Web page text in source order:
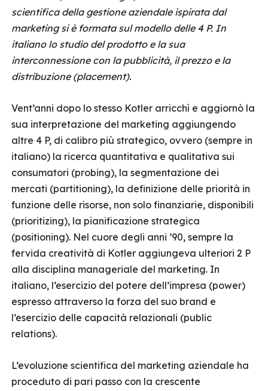
scientifica della gestione aziendale ispirata dal
marketing si è formata sul modello delle 4 P. In
italiano lo studio del prodotto e la sua
interconnessione con la pubblicità, il prezzo e la
distribuzione (placement).
Vent’anni dopo lo stesso Kotler arricchì e aggiornò la
sua interpretazione del marketing aggiungendo
altre 4 P, di calibro più strategico, ovvero (sempre in
italiano) la ricerca quantitativa e qualitativa sui
consumatori (probing), la segmentazione dei
mercati (partitioning), la definizione delle priorità in
funzione delle risorse, non solo finanziarie, disponibili
(prioritizing), la pianificazione strategica
(positioning). Nel cuore degli anni ’90, sempre la
fervida creatività di Kotler aggiungeva ulteriori 2 P
alla disciplina manageriale del marketing. In
italiano, l’esercizio del potere dell’impresa (power)
espresso attraverso la forza del suo brand e
l’esercizio delle capacità relazionali (public
relations).
L’evoluzione scientifica del marketing aziendale ha
proceduto di pari passo con la crescente